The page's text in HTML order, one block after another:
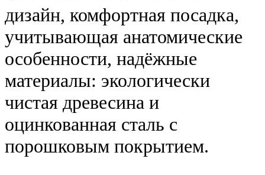
дизайн, комфортная посадка,
учитывающая анатомические
особенности, надёжные
материалы: экологически
чистая древесина и
оцинкованная сталь с
порошковым покрытием.